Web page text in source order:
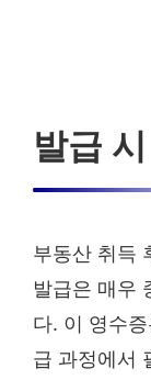
발급
부동산 취득
발급은 매우
다. 이 영수
급 과정에서